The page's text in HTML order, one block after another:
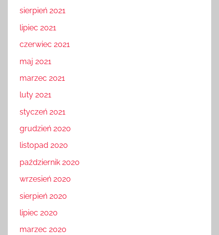
sierpień 2021
lipiec 2021
czerwiec 2021
maj 2021
marzec 2021
luty 2021
styczeń 2021
grudzień 2020
listopad 2020
październik 2020
wrzesień 2020
sierpień 2020
lipiec 2020
marzec 2020